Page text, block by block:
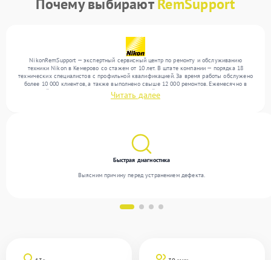
Почему выбираютRemSupport
NikonRemSupport — экспертный сервисный центр по ремонту и обслуживанию
техники Nikon в Кемерово со стажем от 10 лет. В штате компании — порядка 18
технических специалистов с профильной квалификацией. За время работы обслужено
более 10 000 клиентов, а также выполнено свыше 12 000 ремонтов. Ежемесячно в
сервисный центр поступает более 300 обращений, включая , , . Мы беремся за задачи
любой сложности и обеспечиваем надежный результат благодаря отлаженным
Читать далее
Быстрая диагностика
Выясним причину перед устранением дефекта.